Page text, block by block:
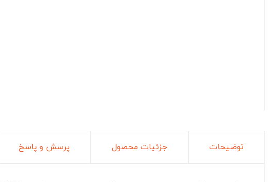
توضیحات جزئیات محصول پرسش و پاسخ